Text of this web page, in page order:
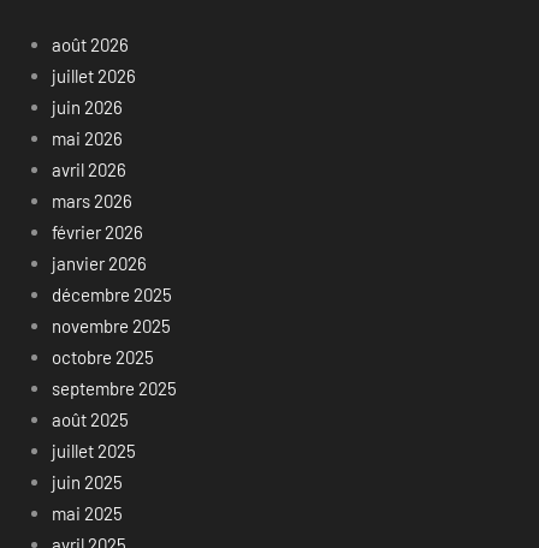
août 2026
juillet 2026
juin 2026
mai 2026
avril 2026
mars 2026
février 2026
janvier 2026
décembre 2025
novembre 2025
octobre 2025
septembre 2025
août 2025
juillet 2025
juin 2025
mai 2025